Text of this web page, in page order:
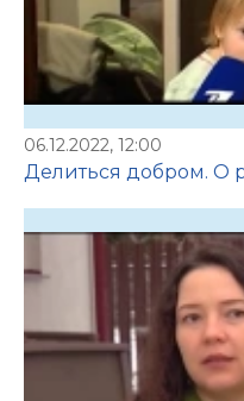
06.12.2022, 12:00
Делиться добром. О